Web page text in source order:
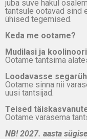
juba suve hakul
tantsule ootavad sind
ühised tegemised.
Keda me ootame?
Mudilasi ja koolinoori
Ootame tantsima
Loodavasse
Ootame sinna nii
uusi tantsijad.
Teised
Ootame varasema
NB! 2027. aasta